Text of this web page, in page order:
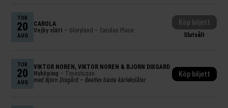
TOR
20
AUG
CAROLA
Vejby slätt – Gloryland – Carolas Place
Slutsålt
Köp biljett
TOR
20
AUG
VIKTOR NORÉN ,VIKTOR NORÉN & BJÖRN DIXGÅRD
Nyköping – Tovastugan
med Björn Dixgård – Beatles bästa kärlekslåtar
Köp biljett